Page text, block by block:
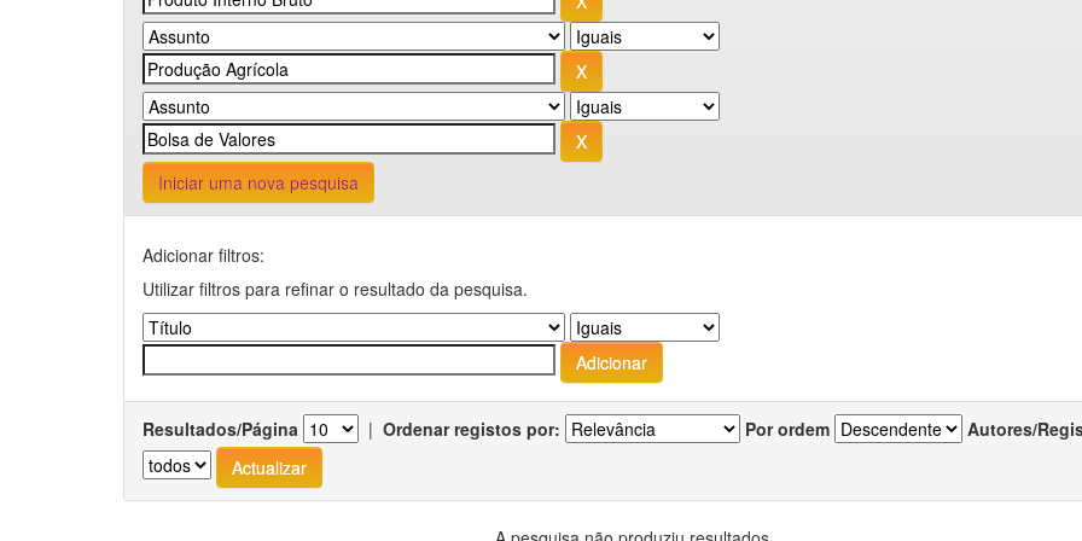
Iniciar uma nova pesquisa
Adicionar filtros:
Utilizar filtros para refinar o resultado da pesquisa.
Resultados/Página | Ordenar registos por: Por ordem Autores/